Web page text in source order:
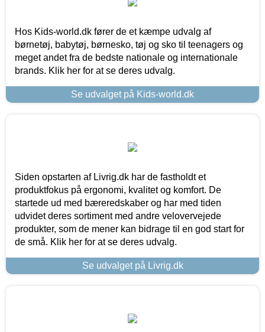
Hos Kids-world.dk fører de et kæmpe udvalg af
børnetøj, babytøj, børnesko, tøj og sko til teenagers og
meget andet fra de bedste nationale og internationale
brands. Klik her for at se deres udvalg.
Se udvalget på Kids-world.dk
Siden opstarten af Livrig.dk har de fastholdt et
produktfokus på ergonomi, kvalitet og komfort. De
startede ud med bæreredskaber og har med tiden
udvidet deres sortiment med andre velovervejede
produkter, som de mener kan bidrage til en god start for
de små. Klik her for at se deres udvalg.
Se udvalget på Livrig.dk